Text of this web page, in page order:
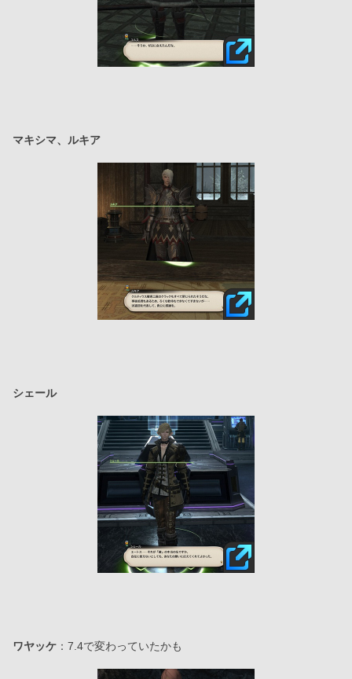
マキシマ、ルキア
シェール
ワヤッケ：7.4で変わっていたかも